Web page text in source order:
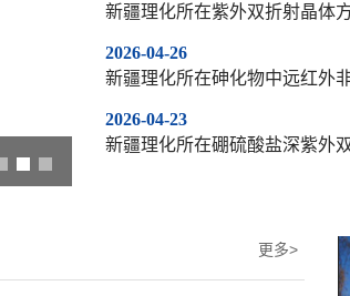
新疆理化所在紫外双折射晶体
2026-04-26
新疆理化所在砷化物中远红外
2026-04-23
新疆理化所在硼硫酸盐深紫外
更多>